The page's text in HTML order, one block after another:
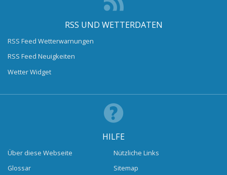
RSS UND WETTERDATEN
RSS Feed Wetterwarnungen
RSS Feed Neuigkeiten
Wetter Widget
HILFE
Über diese Webseite
Glossar
Nützliche Links
Sitemap